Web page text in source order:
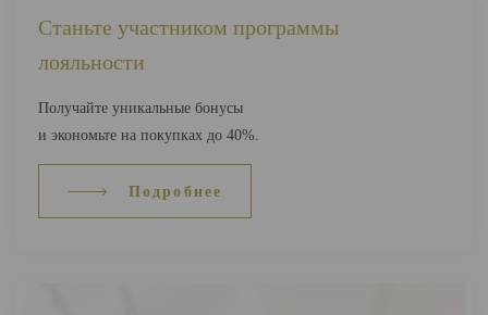
Станьте участником программы
лояльности
Получайте уникальные бонусы
и экономьте на покупках до 40%.
Подробнее